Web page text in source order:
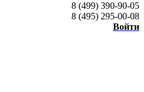
8 (499) 390-90-05
8 (495) 295-00-08
Войти